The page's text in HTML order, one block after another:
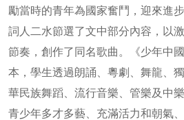
勵當時的青年為國家奮鬥，迎來進
詞人二水節選了文中部分內容，以
節奏，創作了同名歌曲。《少年中
本，學生透過朗誦、粵劇、舞龍、
華民族舞蹈、流行音樂、管樂及中
青少年多才多藝、充滿活力和朝氣